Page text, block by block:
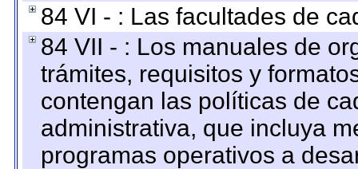
84 VI - : Las facultades de
84 VII - : Los manuales de
trámites, requisitos y
contengan las políticas de
administrativa, que incluya
programas operativos a